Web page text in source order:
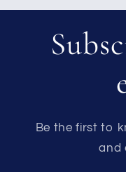
Be the first to
and